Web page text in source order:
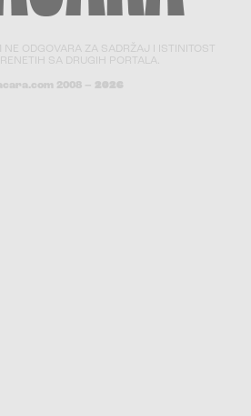
NE ODGOVARA ZA SADRŽAJ I ISTINITOST
SA DRUGIH PORTALA.
2008 – 2026